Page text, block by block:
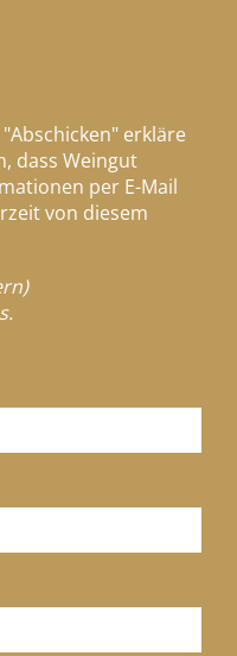
erkläre
dass Weingut
per E-Mail
von diesem